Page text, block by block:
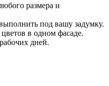
размера и
под вашу задумку.
в одном фасаде.
дней.